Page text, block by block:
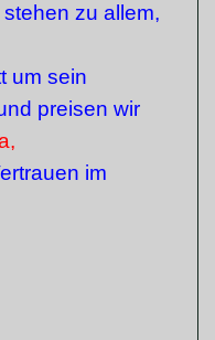
zu allem,
um sein
preisen wir
im